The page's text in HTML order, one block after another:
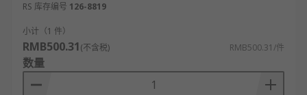
RS 库存编号 126-8819
小计（1 件）
RMB500.31(不含税) RMB500.31/件
数量